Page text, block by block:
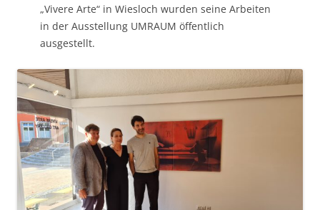
„Vivere Arte“ in Wiesloch wurden seine Arbeiten
in der Ausstellung UMRAUM öffentlich
ausgestellt.